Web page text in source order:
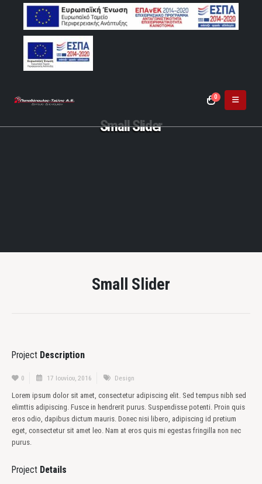
0
Small Slider
Small Slider
Project Description
0 17 Ιουνίου, 2016 Design
Lorem ipsum dolor sit amet, consectetur adipiscing elit. Sed tempus nibh sed
elimttis adipiscing. Fusce in hendrerit purus. Suspendisse potenti. Proin quis
eros odio, dapibus dictum mauris. Donec nisi libero, adipiscing id pretium
eget, consectetur sit amet leo. Nam at eros quis mi egestas fringilla non nec
purus.
Project Details